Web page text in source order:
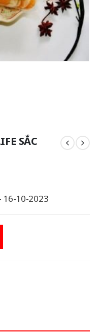
SẮC
16-10-2023